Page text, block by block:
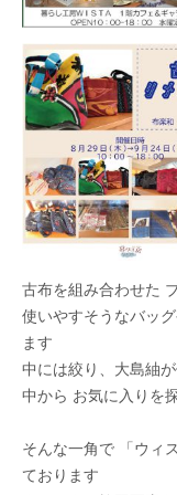
古布を組み合わせた
使いやすそうなバッ
ます
中には絞り、大島紬
中から お気に入りを
そんな一角で 「ウィ
ております